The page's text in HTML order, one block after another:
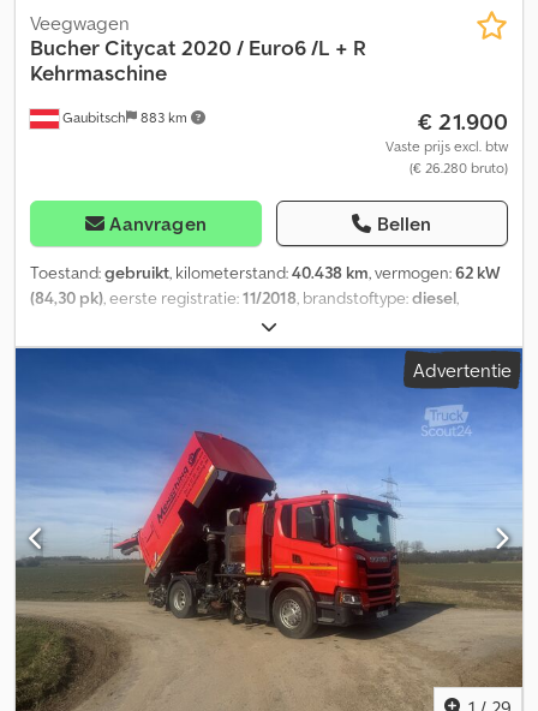
Gaubitsch 883 km
Veegwagen
BucherCitycat 2020 / Euro6 /L + R
Kehrmaschine
€ 21.900
Vaste prijs excl. btw
(€ 26.280 bruto)
Aanvragen Bellen
Toestand:gebruikt, kilometerstand:40.438 km, vermogen:62 kW
(84,30 pk), eerste registratie:11/2018, brandstoftype:diesel,
, brandstof:
overbrenging:hydrostaat, emissieklasse:Euro 6, Bouwjaar:2018,
ABS, airconditioning,
BUCHER CityCat 2020 - Veegmachine Goedgekeurd als
zelfrijdende werkmachine Motortype: VM R754EU6, 2970 cm³, 62
kW / 84 pk, Euro 6 Maximale snelheid: 50 km/u Totale
kilometerstand: 40.438 km Crodpfxozgxzqo Acfsf Totale draaiuren:
6557 u Veegkilometers: 20.243 km Veeguren: 5469 u Eigen
gewicht: 3.330 kg Toelaatbaar totaalgewicht: 4.500 kg Wielbasis:
1935 mm, spoorbreedte: 1050 mm Banden: 215/70 R 15,
profieldiepte: 8/7/6/9 mm, schijfremmen Lengte/Breedte/Hoogte:
4170-5480/1300-1570/1990-2190 mm Traploze, hydrostatische
aandrijving met 2 snelheidsbereiken: 1. Werkstand, traploos
regelbaar van 0-12 km/u, 2. Wegstand, traploos regelbaar van 0-50
km/u Aangedreven vooras met zelfsluitend differentieel
Advertentie